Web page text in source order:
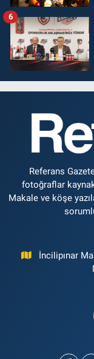
6
Referans
fotoğraflar
Makale ve köşe
İncilipınar